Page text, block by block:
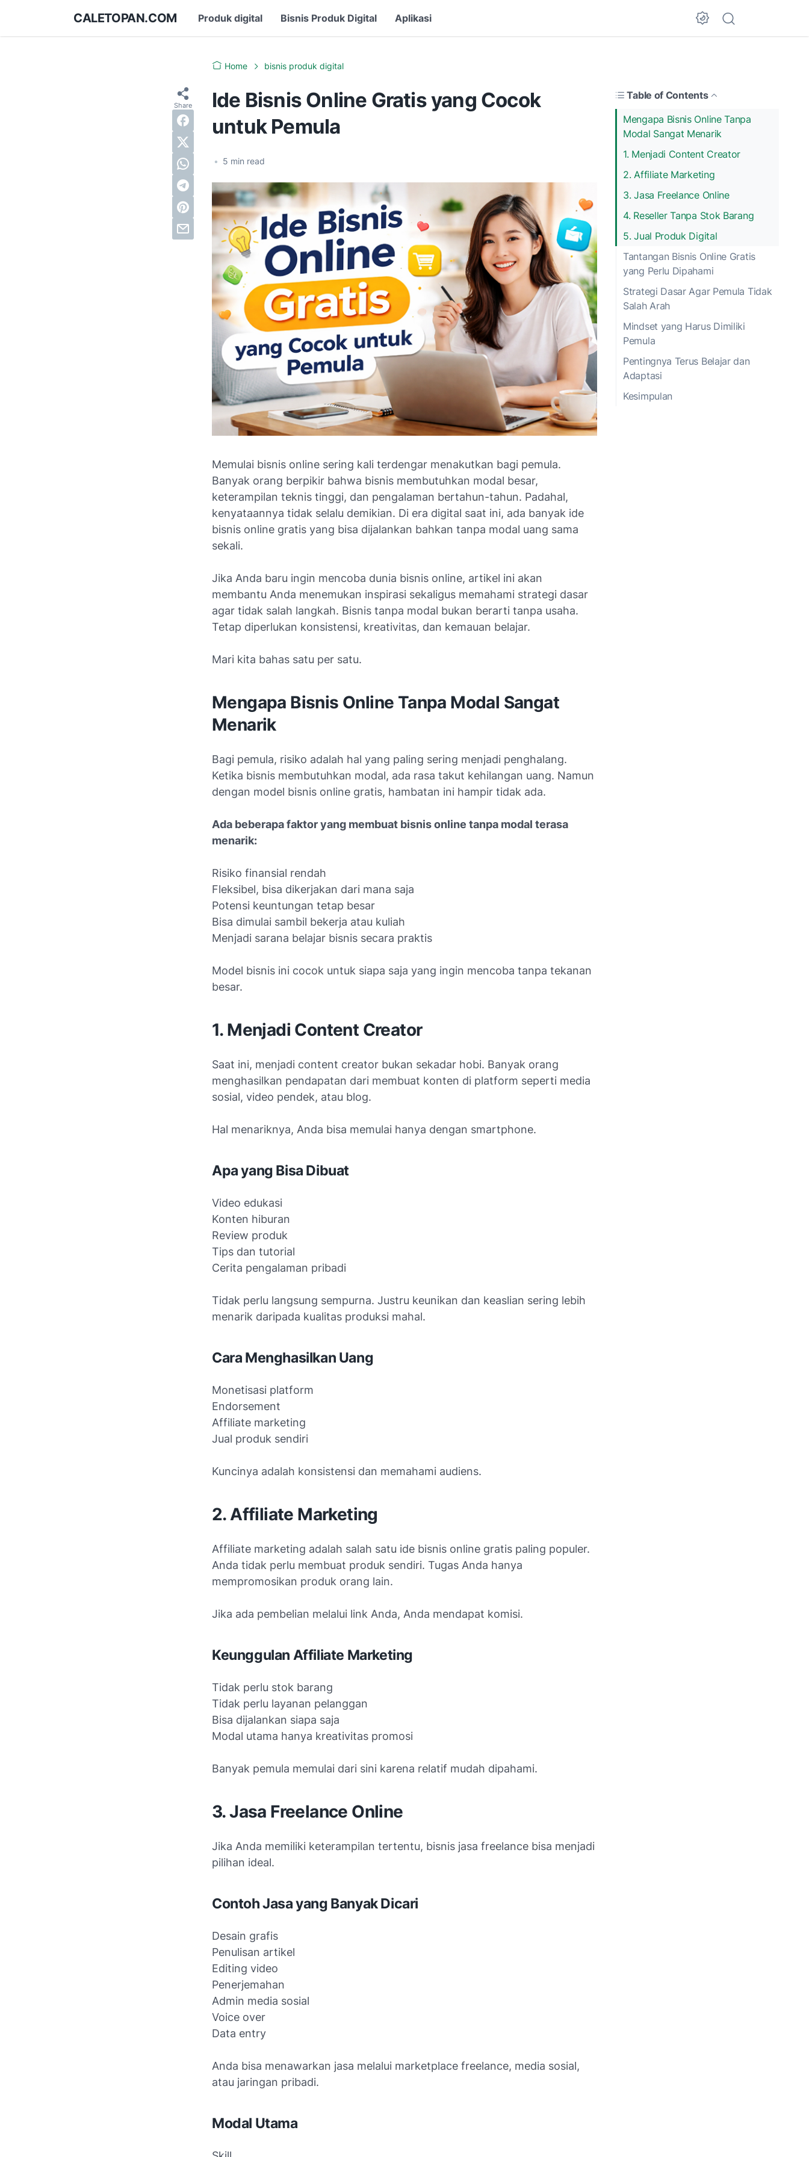
CALETOPAN.COM Produk digital Bisnis Produk Digital Aplikasi
Home bisnis produk digital
Ide Bisnis Online Gratis yang Cocok
untuk Pemula
• 5 min read
Table of Contents
Mengapa Bisnis Online Tanpa
Modal Sangat Menarik
1. Menjadi Content Creator
2. Affiliate Marketing
3. Jasa Freelance Online
4. Reseller Tanpa Stok Barang
5. Jual Produk Digital
Tantangan Bisnis Online Gratis
yang Perlu Dipahami
Strategi Dasar Agar Pemula Tidak
Salah Arah
Mindset yang Harus Dimiliki
Pemula
Pentingnya Terus Belajar dan
Adaptasi
Kesimpulan
Memulai bisnis online sering kali terdengar menakutkan bagi pemula.
Banyak orang berpikir bahwa bisnis membutuhkan modal besar,
keterampilan teknis tinggi, dan pengalaman bertahun-tahun. Padahal,
kenyataannya tidak selalu demikian. Di era digital saat ini, ada banyak ide
bisnis online gratis yang bisa dijalankan bahkan tanpa modal uang sama
sekali.
Jika Anda baru ingin mencoba dunia bisnis online, artikel ini akan
membantu Anda menemukan inspirasi sekaligus memahami strategi dasar
agar tidak salah langkah. Bisnis tanpa modal bukan berarti tanpa usaha.
Tetap diperlukan konsistensi, kreativitas, dan kemauan belajar.
Mari kita bahas satu per satu.
Mengapa Bisnis Online Tanpa Modal Sangat
Menarik
Bagi pemula, risiko adalah hal yang paling sering menjadi penghalang.
Ketika bisnis membutuhkan modal, ada rasa takut kehilangan uang. Namun
dengan model bisnis online gratis, hambatan ini hampir tidak ada.
Ada beberapa faktor yang membuat bisnis online tanpa modal terasa
menarik:
Risiko finansial rendah
Fleksibel, bisa dikerjakan dari mana saja
Potensi keuntungan tetap besar
Bisa dimulai sambil bekerja atau kuliah
Menjadi sarana belajar bisnis secara praktis
Model bisnis ini cocok untuk siapa saja yang ingin mencoba tanpa tekanan
besar.
1. Menjadi Content Creator
Saat ini, menjadi content creator bukan sekadar hobi. Banyak orang
menghasilkan pendapatan dari membuat konten di platform seperti media
sosial, video pendek, atau blog.
Hal menariknya, Anda bisa memulai hanya dengan smartphone.
Apa yang Bisa Dibuat
Video edukasi
Konten hiburan
Review produk
Tips dan tutorial
Cerita pengalaman pribadi
Tidak perlu langsung sempurna. Justru keunikan dan keaslian sering lebih
menarik daripada kualitas produksi mahal.
Cara Menghasilkan Uang
Monetisasi platform
Endorsement
Affiliate marketing
Jual produk sendiri
Kuncinya adalah konsistensi dan memahami audiens.
2. Affiliate Marketing
Affiliate marketing adalah salah satu ide bisnis online gratis paling populer.
Anda tidak perlu membuat produk sendiri. Tugas Anda hanya
mempromosikan produk orang lain.
Jika ada pembelian melalui link Anda, Anda mendapat komisi.
Keunggulan Affiliate Marketing
Tidak perlu stok barang
Tidak perlu layanan pelanggan
Bisa dijalankan siapa saja
Modal utama hanya kreativitas promosi
Banyak pemula memulai dari sini karena relatif mudah dipahami.
3. Jasa Freelance Online
Jika Anda memiliki keterampilan tertentu, bisnis jasa freelance bisa menjadi
pilihan ideal.
Contoh Jasa yang Banyak Dicari
Desain grafis
Penulisan artikel
Editing video
Penerjemahan
Admin media sosial
Voice over
Data entry
Anda bisa menawarkan jasa melalui marketplace freelance, media sosial,
atau jaringan pribadi.
Modal Utama